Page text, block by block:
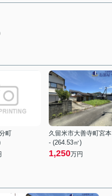
町
久留米市大善寺町宮本
- (264.53㎡)
1,250万円